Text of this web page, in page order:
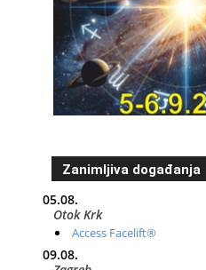
Zanimljiva događanja
05.08.
Otok Krk
Access Facelift®
09.08.